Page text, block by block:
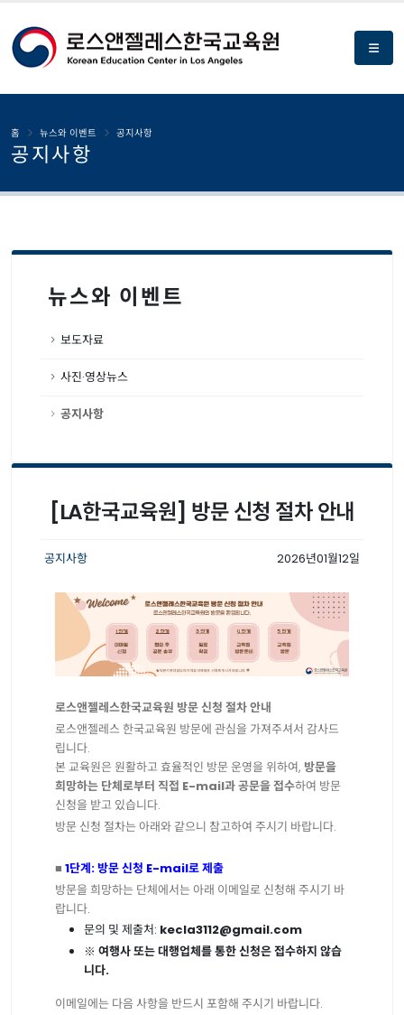
공지사항
홈 뉴스와 이벤트 공지사항
뉴스와 이벤트
보도자료
사진·영상뉴스
공지사항
[LA한국교육원] 방문 신청 절차 안내
공지사항 2026년01월12일
로스앤젤레스한국교육원 방문 신청 절차안내
로스앤젤레스 한국교육원 방문에 관심을 가져주셔서 감사드
립니다.
본 교육원은 원활하고 효율적인 방문운영을 위하여, 방문을
희망하는 단체로부터 직접 E-mail과공문을접수하여 방문
신청을 받고 있습니다.
방문 신청 절차는 아래와 같으니 참고하여 주시기 바랍니다.
■ 1단계:방문신청 E-mail로제출
방문을 희망하는 단체에서는 아래 이메일로 신청해 주시기 바
랍니다.
문의 및 제출처: kecla3112@gmail.com
※ 여행사또는대행업체를통한신청은접수하지 않습
니다.
이메일에는 다음사항을 반드시 포함해 주시기 바랍니다.